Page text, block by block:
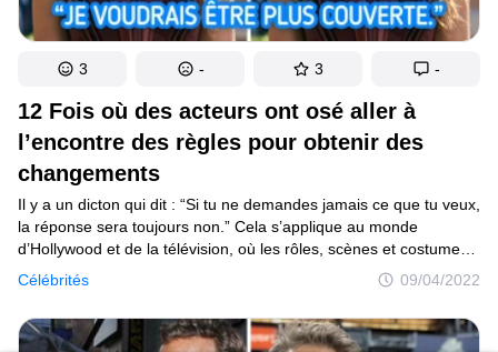
12 Fois où des acteurs ont osé aller à
l’encontre des règles pour obtenir des
changements
Célébrités 09/04/2022
Il y a un dicton qui dit : “Si tu ne demandes jamais ce que tu veux,
la réponse sera toujours non.” Cela s’applique au monde
d’Hollywood et de la télévision, où les rôles, scènes et costumes
sont généralement décidés par les personnes qui se trouvent
derrière les caméras. Mais crois-le ou non, les acteurs ont aussi
leur mot à dire, et certaines stars n’ont pas peur de le faire savoir.
3 - 3 -